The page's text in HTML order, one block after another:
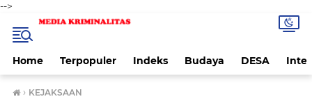
-->
Home Terpopuler Indeks Budaya DESA
› KEJAKSAAN